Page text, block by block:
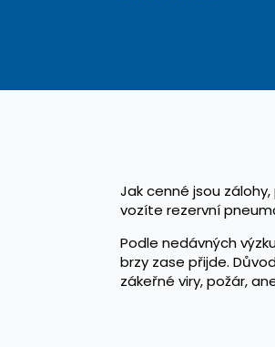
Jak cenné jsou
vozíte rezervní
Podle nedávných
brzy zase přijde.
zákeřné viry, požár,